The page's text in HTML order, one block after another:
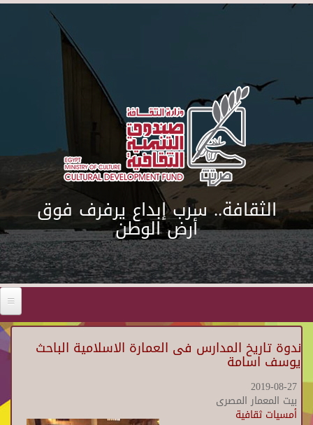
Skip to main content
الثقافة.. سرب إبداع يرفرف فوق
أرض الوطن
ندوة تاريخ المدارس فى العمارة الاسلامية الباحث
يوسف اسامة
2019-08-27
بيت المعمار المصرى
أمسيات ثقافية